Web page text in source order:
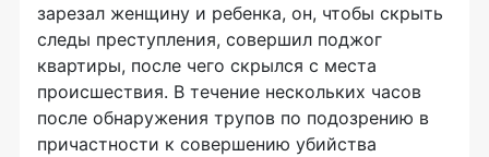
зарезал женщину и ребенка, он, чтобы скрыть
следы преступления, совершил поджог
квартиры, после чего скрылся с места
происшествия. В течение нескольких часов
после обнаружения трупов по подозрению в
причастности к совершению убийства